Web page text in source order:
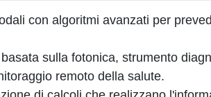
con algoritmi avanzati per
sulla fotonica, strumento
remoto della salute.